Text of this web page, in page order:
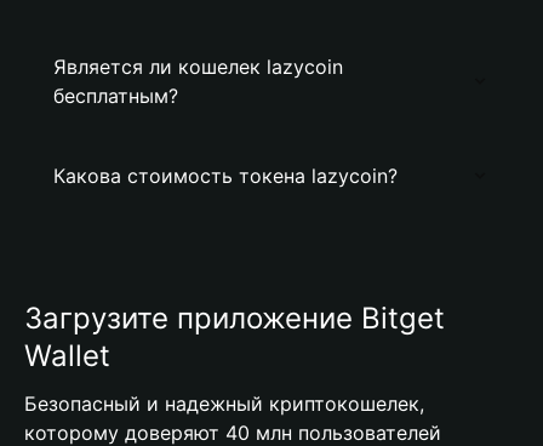
Является ли кошелек lazycoin
бесплатным?
Какова стоимость токена lazycoin?
Загрузите приложение Bitget
Wallet
Безопасный и надежный криптокошелек,
которому доверяют 40 млн пользователей